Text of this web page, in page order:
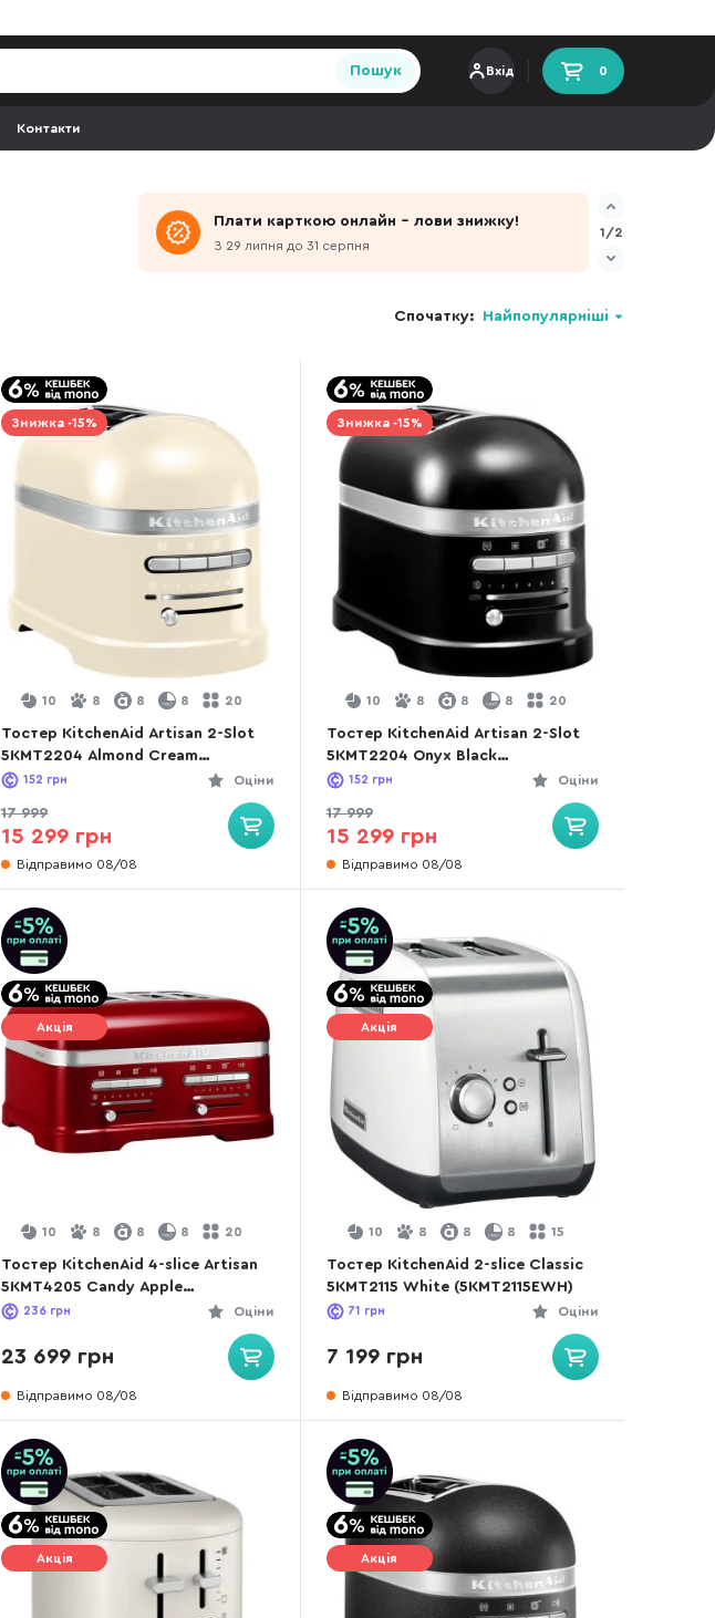
Пошук Вхід 0
Контакти
Плати карткою онлайн - лови знижку!
З 29 липня до 31 серпня
1/2
Спочатку: Найпопулярніші
Знижка -15%
10 8 8 8 20
Тостер KitchenAid Artisan 2-Slot
5KMT2204 Almond Cream
(5KMT2204EAC)
Оціни
152 грн
17 999
15 299 грн
Відправимо 08/08
Знижка -15%
10 8 8 8 20
Тостер KitchenAid Artisan 2-Slot
5KMT2204 Onyx Black
(5KMT2204EOB)
Оціни
152 грн
17 999
15 299 грн
Відправимо 08/08
Акція
10 8 8 8 20
Тостер KitchenAid 4-slice Artisan
5KMT4205 Candy Apple
(5KMT4205ECA)
Оціни
236 грн
23 699 грн
Відправимо 08/08
Акція
10 8 8 8 15
Тостер KitchenAid 2-slice Classic
5KMT2115 White (5KMT2115EWH)
Оціни
71 грн
7 199 грн
Відправимо 08/08
Акція Акція